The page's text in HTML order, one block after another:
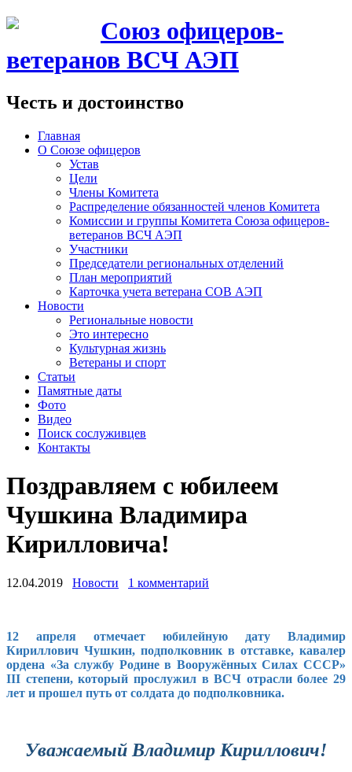
Союз офицеров-
ветеранов ВСЧ АЭП
Честь и достоинство
Главная
О Союзе офицеров
Устав
Цели
Члены Комитета
Распределение обязанностей членов Комитета
Комиссии и группы Комитета Союза офицеров-
ветеранов ВСЧ АЭП
Участники
Председатели региональных отделений
План мероприятий
Карточка учета ветерана CОВ АЭП
Новости
Региональные новости
Это интересно
Культурная жизнь
Ветераны и спорт
Статьи
Памятные даты
Фото
Видео
Поиск сослуживцев
Контакты
Поздравляем с юбилеем
Чушкина Владимира
Кирилловича!
12.04.2019 Новости 1 комментарий
12 апреля отмечает юбилейную дату Владимир
Кириллович Чушкин, подполковник в отставке, кавалер
ордена «За службу Родине в Вооружённых Силах СССР»
III степени,который прослужил в ВСЧ отраслиболее 29
лет и прошел путь от солдата до подполковника.
Уважаемый Владимир Кириллович!